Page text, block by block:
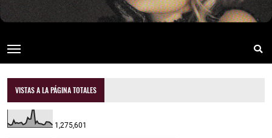
VISTAS A LA PÁGINA TOTALES
1,275,601